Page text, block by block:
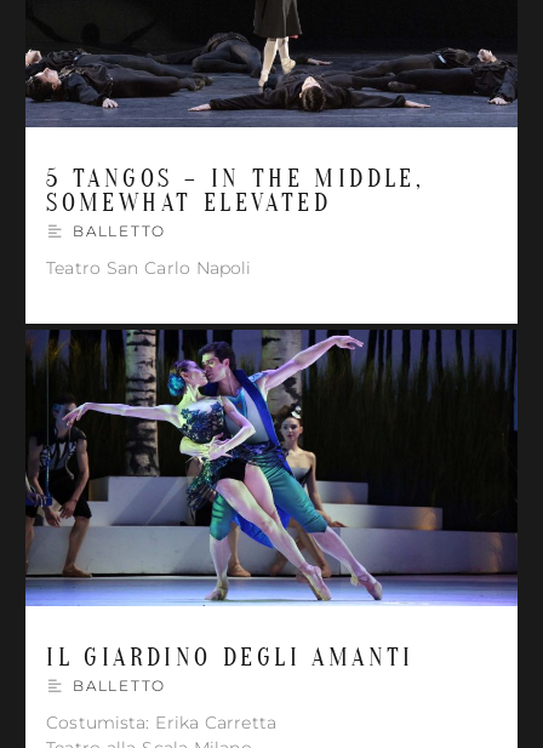
5 TANGOS – IN THE MIDDLE,
SOMEWHAT ELEVATED
BALLETTO
Teatro San Carlo Napoli
IL GIARDINO DEGLI AMANTI
BALLETTO
Costumista: Erika Carretta